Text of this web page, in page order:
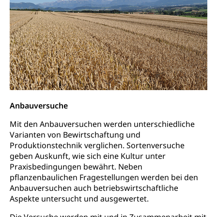
Anbauversuche
Mit den Anbauversuchen werden unterschiedliche
Varianten von Bewirtschaftung und
Produktionstechnik verglichen. Sortenversuche
geben Auskunft, wie sich eine Kultur unter
Praxisbedingungen bewährt. Neben
pflanzenbaulichen Fragestellungen werden bei den
Anbauversuchen auch betriebswirtschaftliche
Aspekte untersucht und ausgewertet.
Gewerbesteuer, Vergnügungssteuer,
Reklameplakatsteuer, Verkehrssteuer,
Erbschaftssteuer, Schenkungssteuer, Gewinn- und
Kapitalsteuer
Steuern (Dienststelle)
Ombudsstellen
Vermittler, Vermittlungsstelle, Schlichtungsstelle,
Vermittlung, Schlichtung, Mediation
Umgang mit Beschwerden (Volksschulen)
Beschwerdestelle Spitäler
Schlichtungsstelle SEG
Rassismus
Gleichberechtigung
Anlaufstelle Schutz vor Diskriminierung
(fabia)
Schutz vor Diskriminierung
Strafregister und Strafverfahren
Strafrecht, Strafrechtspflege, Gerichtsverfahren,
Strafregistereintrag, Strafregisterauszug,
Kriminalität
Strafverfahren Staatsanwaltschaft
Vormundschaft